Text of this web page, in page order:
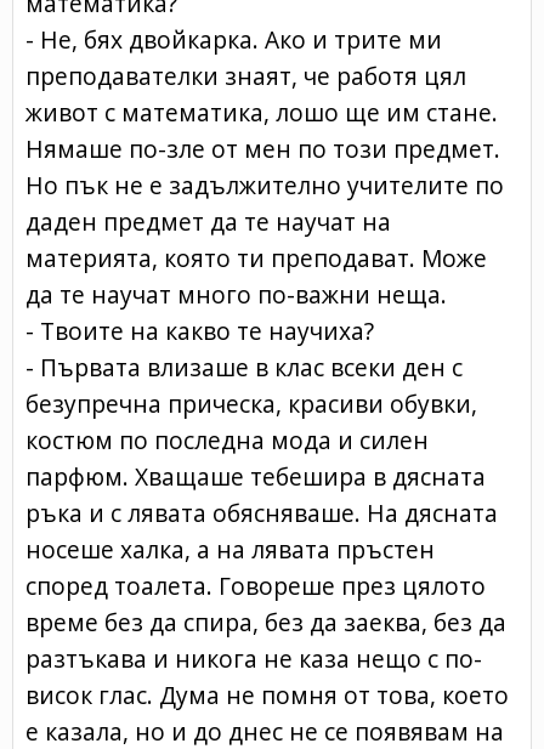
- Не, бях двойкарка. Ако и трите ми
преподавателки знаят, че работя цял
живот с математика, лошо ще им стане.
Нямаше по-зле от мен по този предмет.
Но пък не е задължително учителите по
даден предмет да те научат на
материята, която ти преподават. Може
да те научат много по-важни неща.
- Твоите на какво те научиха?
- Първата влизаше в клас всеки ден с
безупречна прическа, красиви обувки,
костюм по последна мода и силен
парфюм. Хващаше тебешира в дясната
ръка и с лявата обясняваше. На дясната
носеше халка, а на лявата пръстен
според тоалета. Говореше през цялото
време без да спира, без да заеква, без да
разтъкава и никога не каза нещо с по-
висок глас. Дума не помня от това, което
е казала, но и до днес не се появявам на